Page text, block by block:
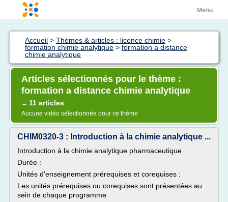
Menu
Accueil > Thèmes & articles : licence chimie >
formation chimie analytique > formation a distance
chimie analytique
Articles sélectionnés pour le thème :
formation a distance chimie analytique
→ 11 articles
Aucune vidéo sélectionnée pour ce thème
CHIM0320-3 : Introduction à la chimie analytique ...
Introduction à la chimie analytique pharmaceutique
Durée :
Unités d'enseignement prérequises et corequises :
Les unités prérequises ou corequises sont présentées au
sein de chaque programme